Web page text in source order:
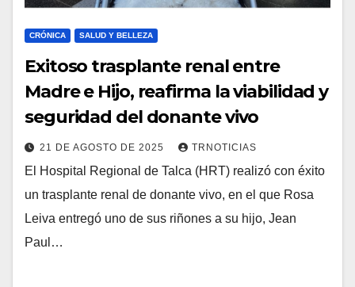
CRÓNICA SALUD Y BELLEZA
Exitoso trasplante renal entre
Madre e Hijo, reafirma la viabilidad y
seguridad del donante vivo
21 DE AGOSTO DE 2025 TRNOTICIAS
El Hospital Regional de Talca (HRT) realizó con éxito
un trasplante renal de donante vivo, en el que Rosa
Leiva entregó uno de sus riñones a su hijo, Jean
Paul…